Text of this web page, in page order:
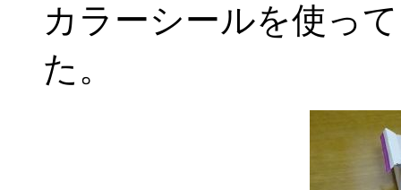
カラーシールを使っ
た。